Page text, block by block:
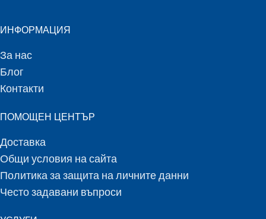
ИНФОРМАЦИЯ
За нас
Блог
Контакти
ПОМОЩЕН ЦЕНТЪР
Доставка
Общи условия на сайта
Политика за защита на личните данни
Често задавани въпроси